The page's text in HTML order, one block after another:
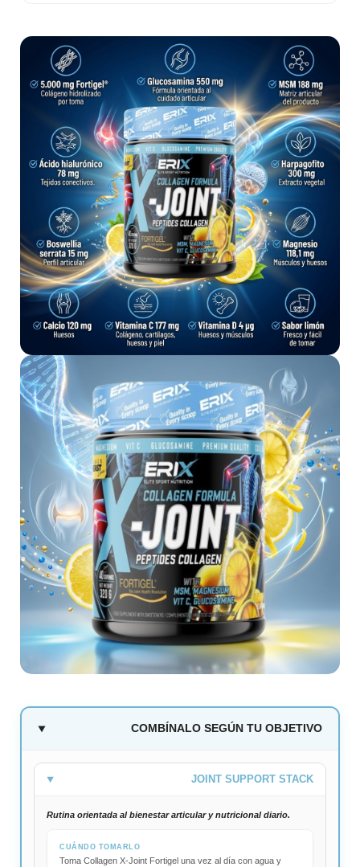
COMBÍNALO SEGÚN TU OBJETIVO
JOINT SUPPORT STACK
Rutina orientada al bienestar articular y nutricional diario.
CUÁNDO TOMARLO
Toma Collagen X-Joint Fortigel una vez al día con agua y